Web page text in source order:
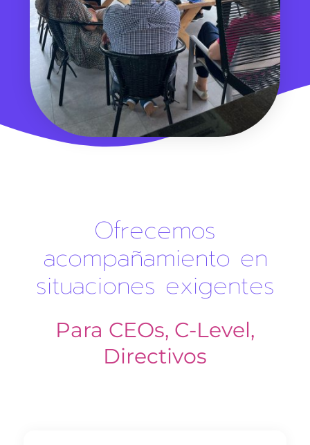
Ofrecemos
acompañamiento en
situaciones exigentes
Para CEOs, C-Level,
Directivos